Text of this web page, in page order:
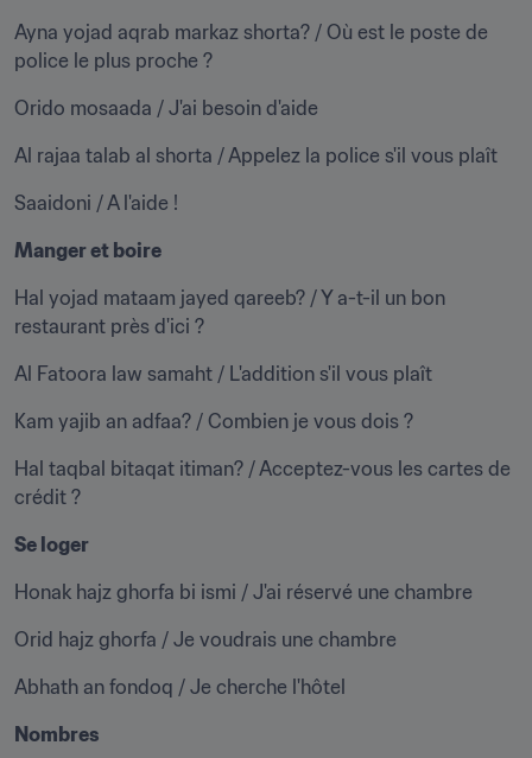
Ayna yojad aqrab markaz shorta? / Où est le poste de
police le plus proche ?
Orido mosaada / J'ai besoin d'aide
Al rajaa talab al shorta / Appelez la police s'il vous plaît
Saaidoni / A l'aide !
Manger et boire
Hal yojad mataam jayed qareeb? / Y a-t-il un bon
restaurant près d'ici ?
Al Fatoora law samaht / L'addition s'il vous plaît
Kam yajib an adfaa? / Combien je vous dois ?
Hal taqbal bitaqat itiman? / Acceptez-vous les cartes de
crédit ?
Se loger
Honak hajz ghorfa bi ismi / J'ai réservé une chambre
Orid hajz ghorfa / Je voudrais une chambre
Abhath an fondoq / Je cherche l'hôtel
Nombres